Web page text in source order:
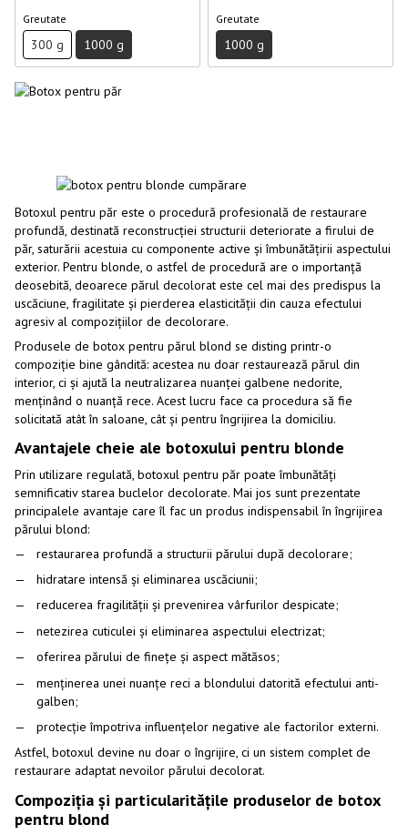
Greutate
300 g 1000 g
Greutate
1000 g
Botoxul pentru păr este o procedură profesională de restaurare
profundă, destinată reconstrucției structurii deteriorate a firului de
păr, saturării acestuia cu componente active și îmbunătățirii aspectului
exterior. Pentru blonde, o astfel de procedură are o importanță
deosebită, deoarece părul decolorat este cel mai des predispus la
uscăciune, fragilitate și pierderea elasticității din cauza efectului
agresiv al compozițiilor de decolorare.
Produsele de botox pentru părul blond se disting printr-o
compoziție bine gândită: acestea nu doar restaurează părul din
interior, ci și ajută la neutralizarea nuanței galbene nedorite,
menținând o nuanță rece. Acest lucru face ca procedura să fie
solicitată atât în saloane, cât și pentru îngrijirea la domiciliu.
Avantajele cheie ale botoxului pentru blonde
Prin utilizare regulată, botoxul pentru păr poate îmbunătăți
semnificativ starea buclelor decolorate. Mai jos sunt prezentate
principalele avantaje care îl fac un produs indispensabil în îngrijirea
părului blond:
restaurarea profundă a structurii părului după decolorare;
hidratare intensă și eliminarea uscăciunii;
reducerea fragilității și prevenirea vârfurilor despicate;
netezirea cuticulei și eliminarea aspectului electrizat;
oferirea părului de finețe și aspect mătăsos;
menținerea unei nuanțe reci a blondului datorită efectului anti-
galben;
protecție împotriva influențelor negative ale factorilor externi.
Astfel, botoxul devine nu doar o îngrijire, ci un sistem complet de
restaurare adaptat nevoilor părului decolorat.
Compoziția și particularitățile produselor de botox
pentru blond